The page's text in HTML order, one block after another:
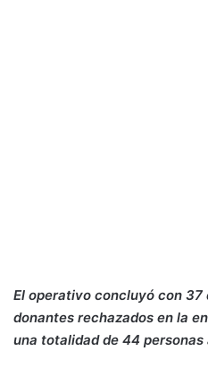
El operativo concluyó con
donantes rechazados en la
una totalidad de 44 personas